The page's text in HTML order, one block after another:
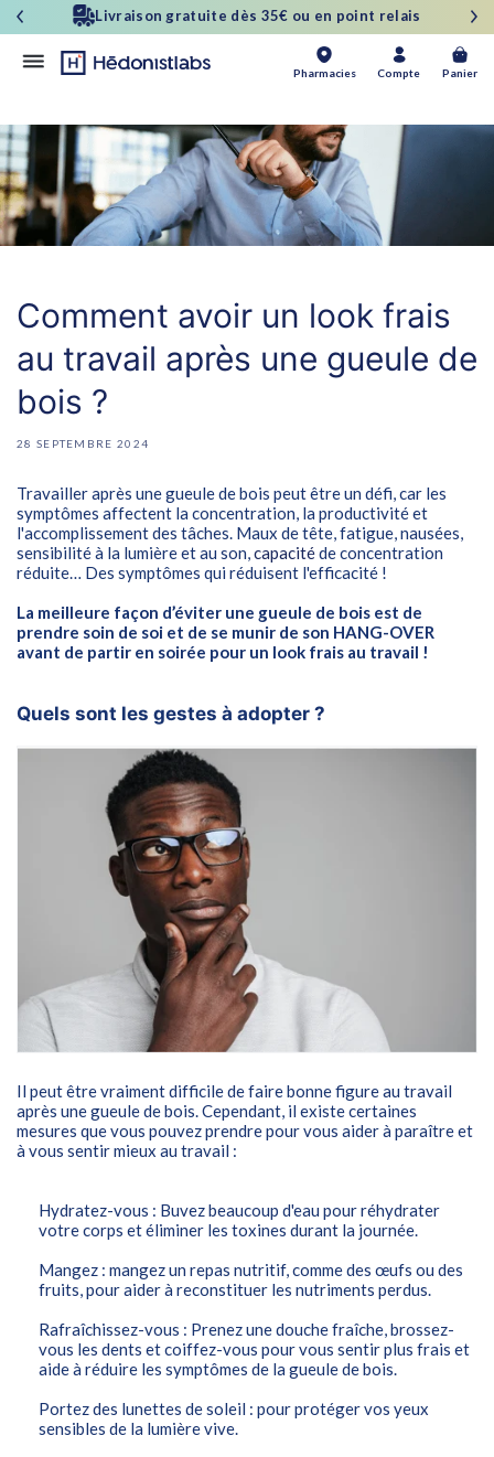
passer
contenu
Satisfait ou Remboursé 30 jours
Pharmacies Compte Panier
Panier
Comment avoir un look frais
au travail après une gueule de
bois ?
28 SEPTEMBRE 2024
Travailler après une gueule de bois peut être un défi, car les
symptômes affectent la concentration, la productivité et
l'accomplissement des tâches. Maux de tête, fatigue, nausées,
sensibilité à la lumière et au son,capacitéde concentration
réduite… Des symptômes qui réduisent l'efficacité !
La meilleure façon d’éviter une gueule de bois est de
prendre soin de soi et de se munir de son HANG-OVER
avant de partir en soirée pour un look frais au travail !
Quels sont les gestes à adopter ?
Il peut être vraiment difficile de faire bonne figure au travail
après une gueule de bois. Cependant, il existe certaines
mesures que vous pouvez prendre pour vous aider à paraître et
à vous sentir mieux au travail :
Hydratez-vous : Buvez beaucoup d'eau pour réhydrater
votre corps et éliminer les toxines durant la journée.
Mangez : mangez un repas nutritif, comme des œufs ou des
fruits, pour aider à reconstituer les nutriments perdus.
Rafraîchissez-vous : Prenez une douche fraîche, brossez-
vous les dents et coiffez-vous pour vous sentir plus frais et
aide à réduire les symptômes de la gueule de bois.
Portez des lunettes de soleil : pour protéger vos yeux
sensibles de la lumière vive.